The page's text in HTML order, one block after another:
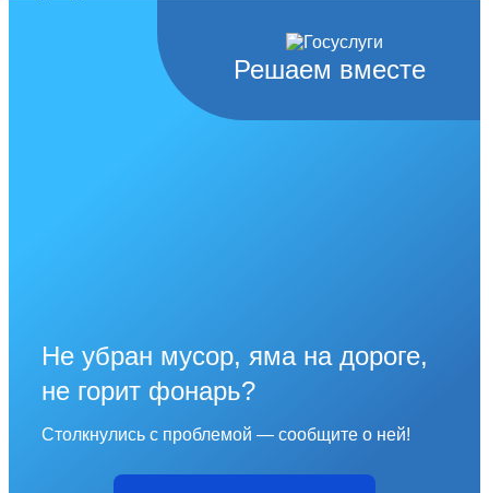
Решаем вместе
Не убран мусор, яма на дороге,
не горит фонарь?
Столкнулись с проблемой — сообщите о ней!